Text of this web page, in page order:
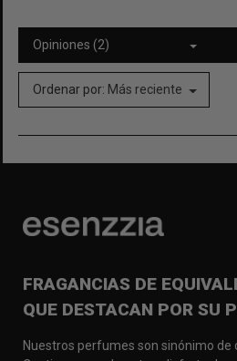
Opiniones (2)
Ordenar por: Más reciente
FRAGANCIAS DE
QUE DESTACAN POR SU
Nuestros perfumes son sinónimo de